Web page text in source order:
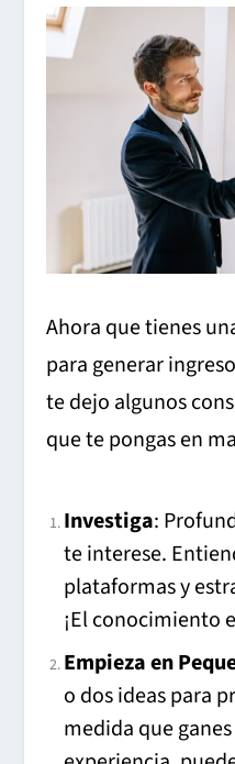
Ahora que tienes
para generar
te dejo algunos
que te pongas en
Investiga:
te interese.
plataformas y
¡El conocimiento
Empieza en
o dos ideas para
medida que